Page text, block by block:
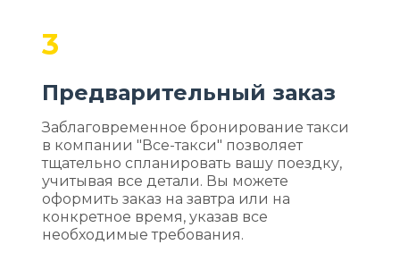
3
Предварительный заказ
Заблаговременное бронирование такси
в компании "Все-такси" позволяет
тщательно спланировать вашу поездку,
учитывая все детали. Вы можете
оформить заказ на завтра или на
конкретное время, указав все
необходимые требования.